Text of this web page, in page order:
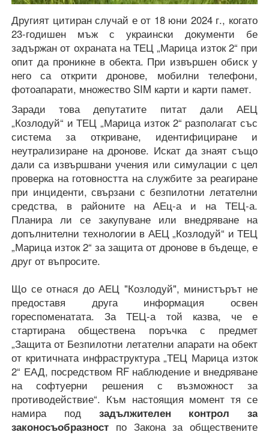
Другият цитиран случай е от 18 юни 2024 г., когато
23-годишен мъж с украински документи бе
задържан от охраната на ТЕЦ „Марица изток 2“ при
опит да проникне в обекта. При извършен обиск у
него са открити дронове, мобилни телефони,
фотоапарати, множество SIM карти и карти памет.
Заради това депутатите питат дали АЕЦ
„Козлодуй“ и ТЕЦ „Марица изток 2“ разполагат със
система за откриване, идентифициране и
неутрализиране на дронове. Искат да знаят също
дали са извършвани учения или симулации с цел
проверка на готовността на службите за реагиране
при инциденти, свързани с безпилотни летателни
средства, в районите на АЕц-а и на ТЕЦ-а.
Планира ли се закупуване или внедряване на
допълнителни технологии в АЕЦ „Козлодуй“ и ТЕЦ
„Марица изток 2“ за защита от дронове в бъдеще, е
друг от въпросите.
Що се отнася до АЕЦ "Козлодуй", министърът не
предоставя друга информация освен
гореспоменатата. За ТЕЦ-а той казва, че е
стартирана обществена поръчка с предмет
„Защита от Безпилотни летателни апарати на обект
от критичната инфраструктура „ТЕЦ Марица изток
2“ ЕАД, посредством RF наблюдение и внедряване
на софтуерни решения с възможност за
противодействие“. Към настоящия момент тя се
намира под задължителен контрол за
законосъобразност по Закона за обществените